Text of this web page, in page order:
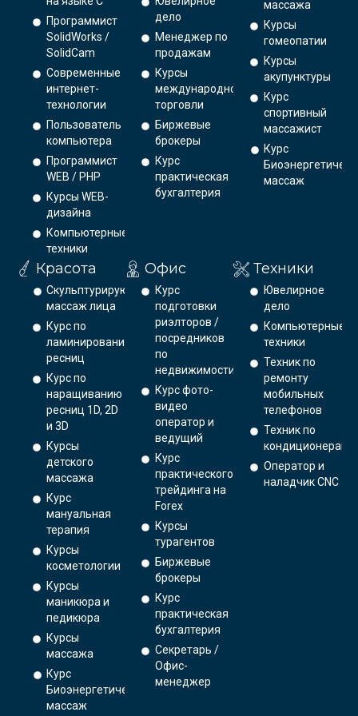
Программист
SolidWorks /
SolidCam
Современные
интернет-
технологии
Пользователь
компьютера
Программист
WEB / PHP
Курсы WEB-
дизайна
Компьютерные
техники
дело
Менеджер по
продажам
Курсы
международной
торговли
Биржевые
брокеры
Курс
практическая
бухгалтерия
массажа
Курсы
гомеопатии
Курсы
акупунктуры
Курс
спортивный
массажист
Курс
массаж
Красота
Скульптурирующий
массаж лица
Курс по
ламинированию
ресниц
Курс по
наращиванию
ресниц 1D, 2D
и 3D
Курсы
детского
массажа
Курс
мануальная
терапия
Курсы
косметологии
Курсы
маникюра и
педикюра
Курсы
массажа
Курс
Биоэнергетический
массаж
Офис
Курс
подготовки
риэлторов /
посредников
по
недвижимости
Курс фото-
видео
оператор и
ведущий
Курс
практического
трейдинга на
Forex
Курсы
турагентов
Биржевые
брокеры
Курс
практическая
бухгалтерия
Секретарь /
Офис-
менеджер
Техники
Ювелирное
дело
Компьютерные
техники
Техник по
ремонту
мобильных
телефонов
Техник по
кондиционерам
Оператор и
наладчик CNC